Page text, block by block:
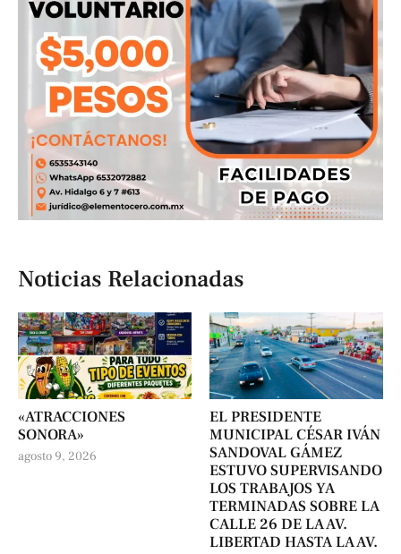
Noticias Relacionadas
«ATRACCIONES
SONORA»
agosto 9, 2026
EL PRESIDENTE
MUNICIPAL CÉSAR IVÁN
SANDOVAL GÁMEZ
ESTUVO SUPERVISANDO
LOS TRABAJOS YA
TERMINADAS SOBRE LA
CALLE 26 DE LA AV.
LIBERTAD HASTA LA AV.